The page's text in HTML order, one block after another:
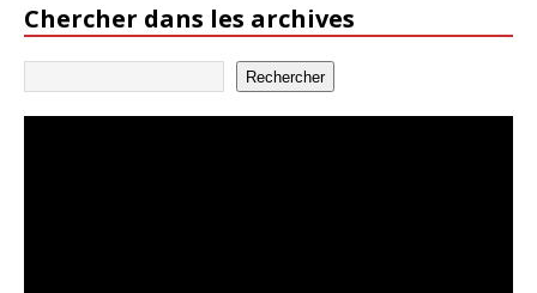
Chercher dans les archives
Rechercher